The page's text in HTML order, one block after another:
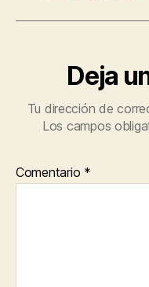
Deja
Tu dirección de
Los campos
Comentario *